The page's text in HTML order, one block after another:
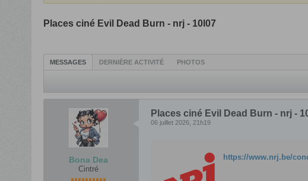
Places ciné Evil Dead Burn - nrj - 10l07
MESSAGES DERNIÈRE ACTIVITÉ PHOTOS
Bona Dea
Cintré
Places ciné Evil Dead Burn - nrj -
06 juillet 2026, 21h19
https://www.nrj.be/